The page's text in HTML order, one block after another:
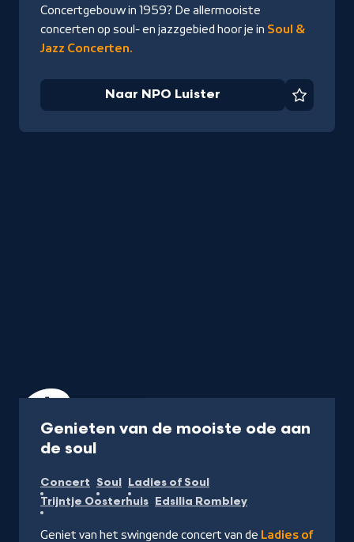
Concertgebouw in 1959? De allermooiste
concerten op soul- en jazzgebied hoor je in Soul &
Jazz Concerten.
Naar NPO Luister
Genieten van de mooiste ode aan
de soul-
op
NPO
Start
Concert Soul Ladies of Soul
Trijntje Oosterhuis Edsilia Rombley
Geniet van het swingende concert van de Ladies of